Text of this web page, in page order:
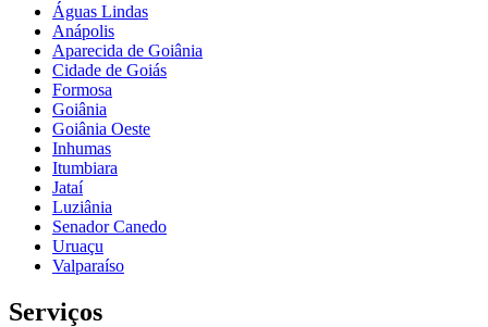
Águas Lindas
Anápolis
Aparecida de Goiânia
Cidade de Goiás
Formosa
Goiânia
Goiânia Oeste
Inhumas
Itumbiara
Jataí
Luziânia
Senador Canedo
Uruaçu
Valparaíso
Serviços